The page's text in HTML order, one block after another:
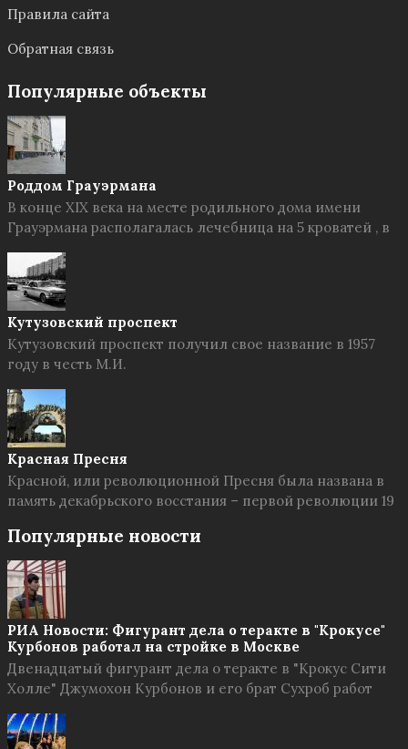
Правила сайта
Обратная связь
Популярные объекты
Роддом Грауэрмана
В конце XIX века на месте родильного дома имени
Грауэрмана располагалась лечебница на 5 кроватей , в
Кутузовский проспект
Кутузовский проспект получил свое название в 1957
году в честь М.И.
Красная Пресня
Красной, или революционной Пресня была названа в
память декабрьского восстания – первой революции 19
Популярные новости
РИА Новости: Фигурант дела о теракте в "Крокусе"
Курбонов работал на стройке в Москве
Двенадцатый фигурант дела о теракте в "Крокус Сити
Холле" Джумохон Курбонов и его брат Сухроб работ